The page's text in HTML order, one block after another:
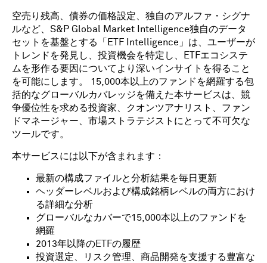
空売り残高、債券の価格設定、独自のアルファ・シグナ
ルなど、S&P Global Market Intelligence独自のデータ
セットを基盤とする「ETF Intelligence」は、ユーザーが
トレンドを発見し、投資機会を特定し、ETFエコシステ
ムを形作る要因についてより深いインサイトを得ること
を可能にします。 15,000本以上のファンドを網羅する包
括的なグローバルカバレッジを備えた本サービスは、競
争優位性を求める投資家、クオンツアナリスト、ファン
ドマネージャー、市場ストラテジストにとって不可欠な
ツールです。
本サービスには以下が含まれます：
最新の構成ファイルと分析結果を毎日更新
ヘッダーレベルおよび構成銘柄レベルの両方におけ
る詳細な分析
グローバルなカバーで15,000本以上のファンドを
網羅
2013年以降のETFの履歴
投資選定、リスク管理、商品開発を支援する豊富な